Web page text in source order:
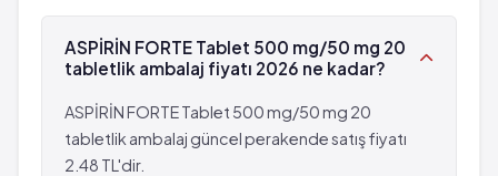
ASPİRİN FORTE Tablet 500 mg/50 mg 20
tabletlik ambalaj fiyatı 2026 ne kadar?
ASPİRİN FORTE Tablet 500 mg/50 mg 20
tabletlik ambalaj güncel perakende satış fiyatı
2.48 TL'dir.